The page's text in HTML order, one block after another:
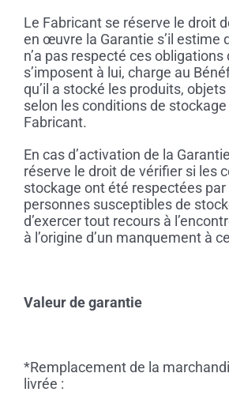
Le Fabricant se réserve le droit
en œuvre la Garantie s’il estime
n’a pas respecté ces
s’imposent à lui, charge au
qu’il a stocké les produits,
selon les conditions de
Fabricant.
En cas d’activation de la
réserve le droit de vérifier si les
stockage ont été respectées par
personnes susceptibles de
d’exercer tout recours à
à l’origine d’un manquement à
Valeur de garantie
*Remplacement de la
livrée :